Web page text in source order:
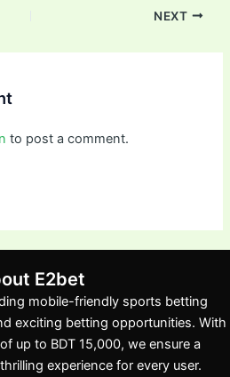
NEXT
to post a comment.
E2bet
mobile-friendly sports betting
exciting betting opportunities. With
up to BDT 15,000, we ensure a
experience for every user.